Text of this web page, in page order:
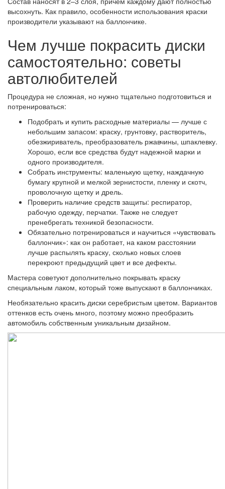
высохнуть. Как правило, особенности использования краски
производители указывают на баллончике.
Чем лучше покрасить диски
самостоятельно: советы
автолюбителей
Процедура не сложная, но нужно тщательно подготовиться и
потренироваться:
Подобрать и купить расходные материалы — лучше с
небольшим запасом: краску, грунтовку, растворитель,
обезжириватель, преобразователь ржавчины, шпаклевку.
Хорошо, если все средства будут надежной марки и
одного производителя.
Собрать инструменты: маленькую щетку, наждачную
бумагу крупной и мелкой зернистости, пленку и скотч,
проволочную щетку и дрель.
Проверить наличие средств защиты: респиратор,
рабочую одежду, перчатки. Также не следует
пренебрегать техникой безопасности.
Обязательно потренироваться и научиться «чувствовать
баллончик»: как он работает, на каком расстоянии
лучше распылять краску, сколько новых слоев
перекроют предыдущий цвет и все дефекты.
Мастера советуют дополнительно покрывать краску
специальным лаком, который тоже выпускают в баллончиках.
Необязательно красить диски серебристым цветом. Вариантов
оттенков есть очень много, поэтому можно преобразить
автомобиль собственным уникальным дизайном.